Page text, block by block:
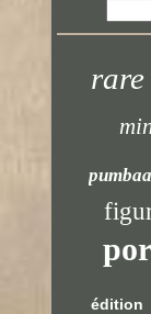
rare
pumbaa
édition